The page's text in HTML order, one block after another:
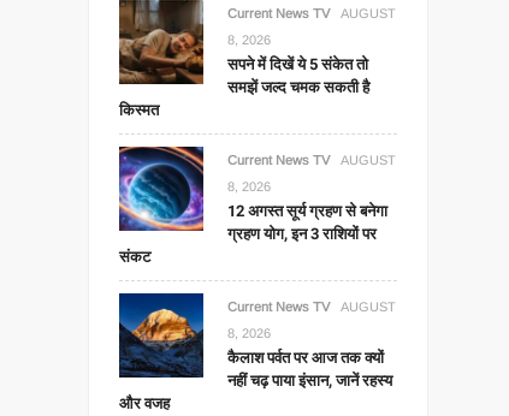
Current News TV
AUGUST
8, 2026
सपने में दिखें ये 5 संकेत तो
समझें जल्द चमक सकती है
किस्मत
Current News TV
AUGUST
8, 2026
12 अगस्त सूर्य ग्रहण से बनेगा
ग्रहण योग, इन 3 राशियों पर
संकट
Current News TV
AUGUST
8, 2026
कैलाश पर्वत पर आज तक क्यों
नहीं चढ़ पाया इंसान, जानें रहस्य
और वजह